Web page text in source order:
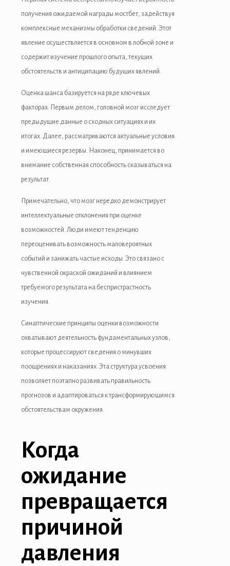
получения ожидаемой награды мостбет, задействуя
комплексные механизмы обработки сведений. Этот
явление осуществляется в основном в лобной зоне и
содержит изучение прошлого опыта, текущих
обстоятельств и антиципацию будущих явлений.
Оценка шанса базируется на ряде ключевых
факторах. Первым делом, головной мозг исследует
предыдущие данные о сходных ситуациях и их
итогах. Далее, рассматриваются актуальные условия
и имеющиеся резервы. Наконец, принимается во
внимание собственная способность сказываться на
результат.
Примечательно, что мозг нередко демонстрирует
интеллектуальные отклонения при оценке
возможностей. Люди имеют тенденцию
переоценивать возможность маловероятных
событий и занижать частые исходы. Это связано с
чувственной окраской ожиданий и влиянием
требуемого результата на беспристрастность
изучения.
Синаптические принципы оценки возможности
охватывают деятельность фундаментальных узлов,
которые процессируют сведения о минувших
поощрениях и наказаниях. Эта структура усвоения
позволяет поэтапно развивать правильность
прогнозов и адаптироваться к трансформирующимся
обстоятельствам окружения.
Когда
ожидание
превращается
причиной
давления